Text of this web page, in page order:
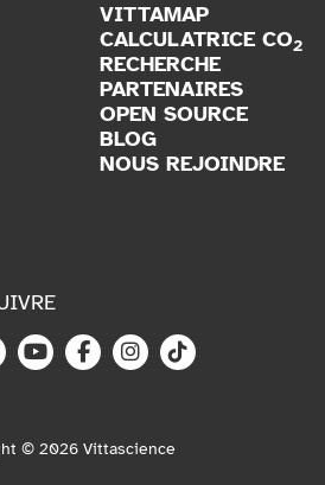
VITTAMAP
CALCULATRICE CO2
RECHERCHE
PARTENAIRES
OPEN SOURCE
BLOG
NOUS REJOINDRE
© 2026 Vittascience